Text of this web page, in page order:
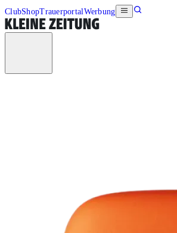
ClubShopTrauerportalWerbung